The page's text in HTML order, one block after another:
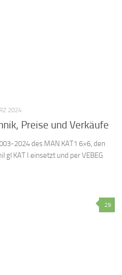
2024
Preise und Verkäufe
2024 des MAN KAT1 6×6, den
gl KAT I einsetzt und per VEBEG
29